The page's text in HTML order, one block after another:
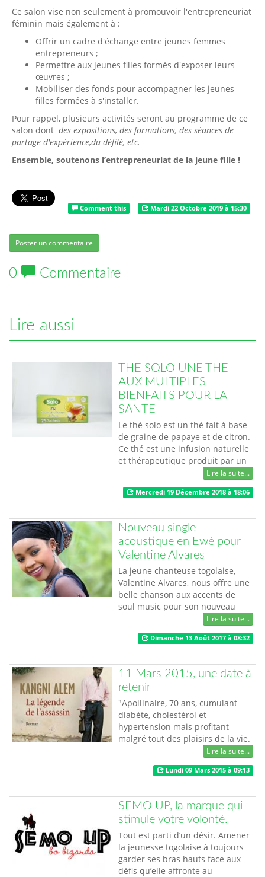
Ce salon vise non seulement à promouvoir l'entrepreneuriat
féminin mais également à :
Offrir un cadre d'échange entre jeunes femmes
entrepreneurs ;
Permettre aux jeunes filles formés d'exposer leurs
œuvres ;
Mobiliser des fonds pour accompagner les jeunes
filles formées à s'installer.
Pour rappel, plusieurs activités seront au programme de ce
salon dont des expositions, des formations, des séances de
partage d'expérience,du défilé, etc.
Ensemble, soutenons l’entrepreneuriat de la jeune fille !
Comment this Mardi 22 Octobre 2019 à 15:30
Poster un commentaire
0 Commentaire
Lire aussi
THE SOLO UNE THE
AUX MULTIPLES
BIENFAITS POUR LA
SANTE
Le thé solo est un thé fait à base
de graine de papaye et de citron.
Ce thé est une infusion naturelle
et thérapeutique produit par un
jeune entrepreneur togolais au
nom de Mr TIEM Nampoug
entrepreneur et promoteur de
l’entreprise GI infusion. Le thé
Solo dispose de nombreux
bienfaits issus de sa composition
naturelle. Elle a des vertus
multip…
Lire la suite...
Mercredi 19 Décembre 2018 à 18:06
Nouveau single
acoustique en Ewé pour
Valentine Alvares
La jeune chanteuse togolaise,
Valentine Alvares, nous offre une
belle chanson aux accents de
soul music pour son nouveau
single intitulé: Mo kpokpo lé.
L’artiste ne nous avait pas
habitué à chanter dans sa langue
maternelle et nous raconte ici les
rêves et les espoirs d’une femme
togolaise éprise de liberté et
d’aventure. Elle viendra défendre
…
Lire la suite...
Dimanche 13 Août 2017 à 08:32
11 Mars 2015, une date à
retenir
"Apollinaire, 70 ans, cumulant
diabète, cholestérol et
hypertension mais profitant
malgré tout des plaisirs de la vie.
Il chcerche à comprendre l'affaire
la plus emblématique qu'il ait
perdue: son client, Ka, avait été
accusé d'un crime atroce et avait
été condamné à mort. Apollinaire
ne veut pas prendre sa retraite
sans comprendre ce crime qui
le…
Lire la suite...
Lundi 09 Mars 2015 à 09:13
SEMO UP, la marque qui
stimule votre volonté.
Tout est parti d’un désir. Amener
la jeunesse togolaise à toujours
garder ses bras hauts face aux
défis qu’elle affronte au